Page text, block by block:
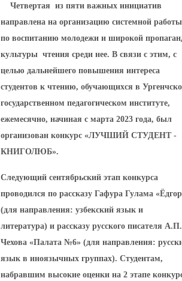
Четвертая из пяти важных инициатив
направлена ​​на организацию системной работы
по воспитанию молодежи и широкой
культуры чтения среди нее. В связи с этим, с
целью дальнейшего повышения интереса
студентов к чтению, обучающихся в
государственном педагогическом институте,
ежемесячно, начиная с марта 2023 года, был
организован конкурс «ЛУЧШИЙ СТУДЕНТ -
КНИГОЛЮБ».
Следующий сентябрьский этап конкурса
проводился по рассказу Гафура Гулама
(для направления: узбекский язык и
литература) и рассказу русского писателя А.П.
Чехова «Палата №6» (для направления:
язык в иноязычных группах). Студентам,
набравшим высокие оценки на 2 этапе